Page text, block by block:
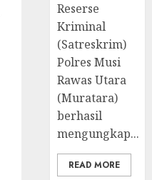
Reserse
Kriminal
(Satreskrim)
Polres Musi
Rawas Utara
(Muratara)
berhasil
mengungkap...
READ MORE